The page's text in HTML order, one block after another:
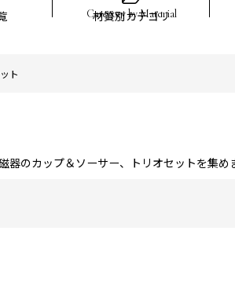
材質別カテゴリ
ト
のカップ＆ソーサー、トリオセットを集め